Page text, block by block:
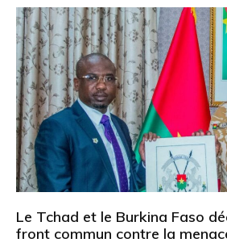
Le Tchad et le Burkina Faso
front commun contre la